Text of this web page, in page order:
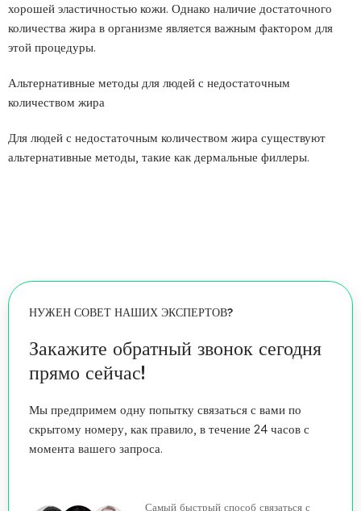
хорошей эластичностью кожи. Однако наличие достаточного
количества жира в организме является важным фактором для
этой процедуры.
Альтернативные методы для людей с недостаточным
количеством жира
Для людей с недостаточным количеством жира существуют
альтернативные методы, такие как дермальные филлеры.
НУЖЕН СОВЕТ НАШИХ ЭКСПЕРТОВ?
Закажите обратный звонок сегодня
прямо сейчас!
Мы предпримем одну попытку связаться с вами по
скрытому номеру, как правило, в течение 24 часов с
момента вашего запроса.
Самый быстрый способ связаться с